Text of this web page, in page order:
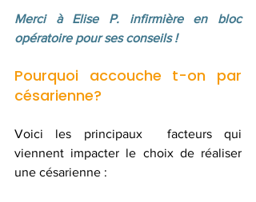
Merci à Elise P. infirmière en bloc
opératoire pour ses conseils !
Pourquoi accouche t-on par
césarienne?
Voici les principaux  facteurs qui
viennent impacter le choix de réaliser
une césarienne :